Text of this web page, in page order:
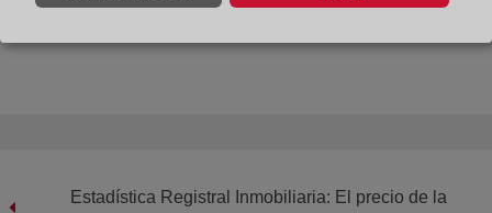
Estadística Registral Inmobiliaria: El precio de la